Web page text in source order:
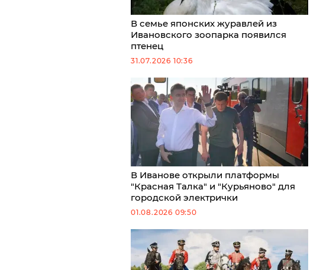
В семье японских журавлей из
Ивановского зоопарка появился
птенец
31.07.2026 10:36
В Иванове открыли платформы
"Красная Талка" и "Курьяново" для
городской электрички
01.08.2026 09:50